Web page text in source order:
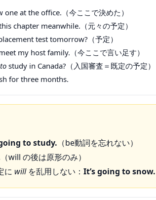
one at the office.（今ここで決めた）
chapter meanwhile.（元々の予定）
test tomorrow?（予定）
my host family.（今ここで言い足す）
study in Canada?（入国審査＝既定の予定）
for three months.
to study. （be動詞を忘れない）
（will の後は原形のみ）
に willを乱用しない：It’s going to snow.